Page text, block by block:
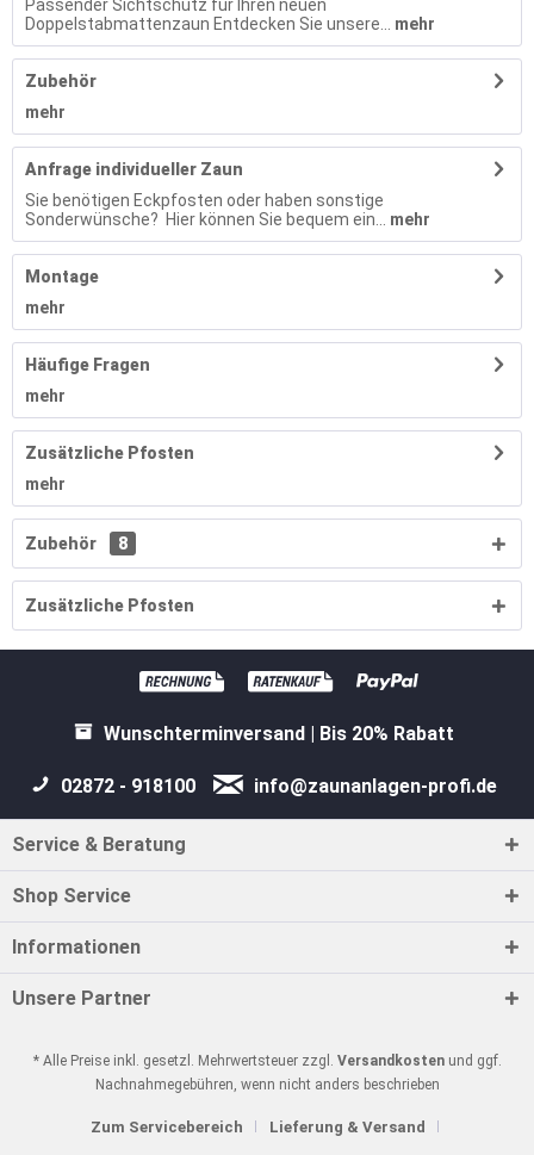
Passender Sichtschutz für Ihren neuen
Doppelstabmattenzaun Entdecken Sie unsere...
mehr
Zubehör
mehr
Anfrage individueller Zaun
Sie benötigen Eckpfosten oder haben sonstige
Sonderwünsche? Hier können Sie bequem ein...
mehr
Montage
mehr
Häufige Fragen
mehr
Zusätzliche Pfosten
mehr
Zubehör 8
Zusätzliche Pfosten
Wunschterminversand | Bis 20% Rabatt
02872 - 918100 info@zaunanlagen-profi.de
Service & Beratung
Shop Service
Informationen
Unsere Partner
* Alle Preise inkl. gesetzl. Mehrwertsteuer zzgl. Versandkostenund ggf.
Nachnahmegebühren, wenn nicht anders beschrieben
Zum Servicebereich Lieferung & Versand